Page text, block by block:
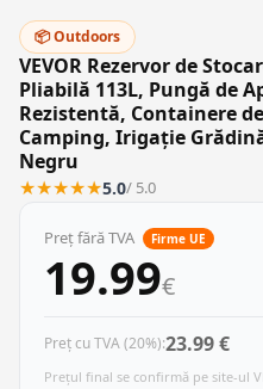
📦 Outdoors
VEVOR Rezervor de
Pliabilă 113L, Pungă de
Rezistentă, Containere
Camping, Irigație
Negru
★★★★★5.0/ 5.0
Preț fără TVA Firme UE
19.99€
Preț cu TVA (20%):23.99 €
Prețul final se confirmă pe site-ul